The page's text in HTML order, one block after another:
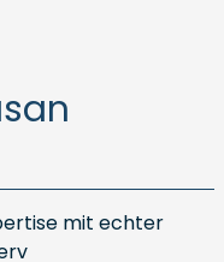
mit echter